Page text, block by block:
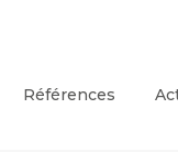
Références